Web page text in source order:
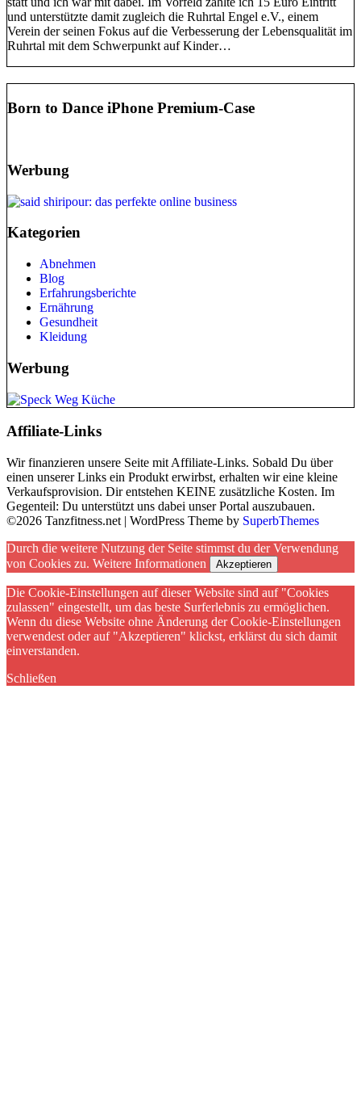
und unterstützte damit zugleich die Ruhrtal Engel e.V., einem
Verein der seinen Fokus auf die Verbesserung der Lebensqualität im
Ruhrtal mit dem Schwerpunkt auf Kinder…
Born to Dance iPhone Premium-Case
Werbung
Kategorien
Abnehmen
Blog
Erfahrungsberichte
Ernährung
Gesundheit
Kleidung
Werbung
Affiliate-Links
Wir finanzieren unsere Seite mit Affiliate-Links. Sobald Du über
einen unserer Links ein Produkt erwirbst, erhalten wir eine kleine
Verkaufsprovision. Dir entstehen KEINE zusätzliche Kosten. Im
Gegenteil: Du unterstützt uns dabei unser Portal auszubauen.
©2026 Tanzfitness.net | WordPress Theme by SuperbThemes
Durch die weitere Nutzung der Seite stimmst du der Verwendung
von Cookies zu. Weitere Informationen Akzeptieren
Die Cookie-Einstellungen auf dieser Website sind auf "Cookies
zulassen" eingestellt, um das beste Surferlebnis zu ermöglichen.
Wenn du diese Website ohne Änderung der Cookie-Einstellungen
verwendest oder auf "Akzeptieren" klickst, erklärst du sich damit
einverstanden.
Schließen